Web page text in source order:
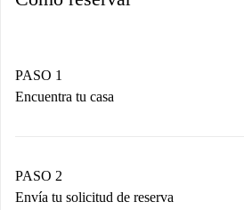
PASO 1
Encuentra tu casa
Tienes toda la información
PASO 2
Envía tu solicitud de reserva